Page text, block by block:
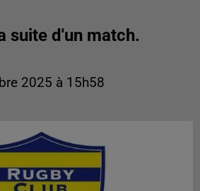
suite d'un match.
2025 à 15h58